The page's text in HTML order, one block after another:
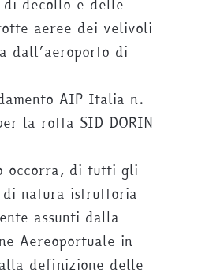
di decollo e delle
aeree dei velivoli
dall’aeroporto di
AIP Italia n.
la rotta SID DORIN
occorra, di tutti gli
natura istruttoria
assunti dalla
Aereoportuale in
definizione delle